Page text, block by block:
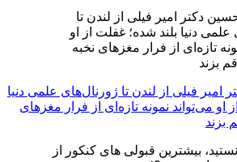
فیلی از لندن تا ژورنال‌های علمی دنیا
او می‌تواند نمونه تازه‌ای از فرار مغزهای
بزند